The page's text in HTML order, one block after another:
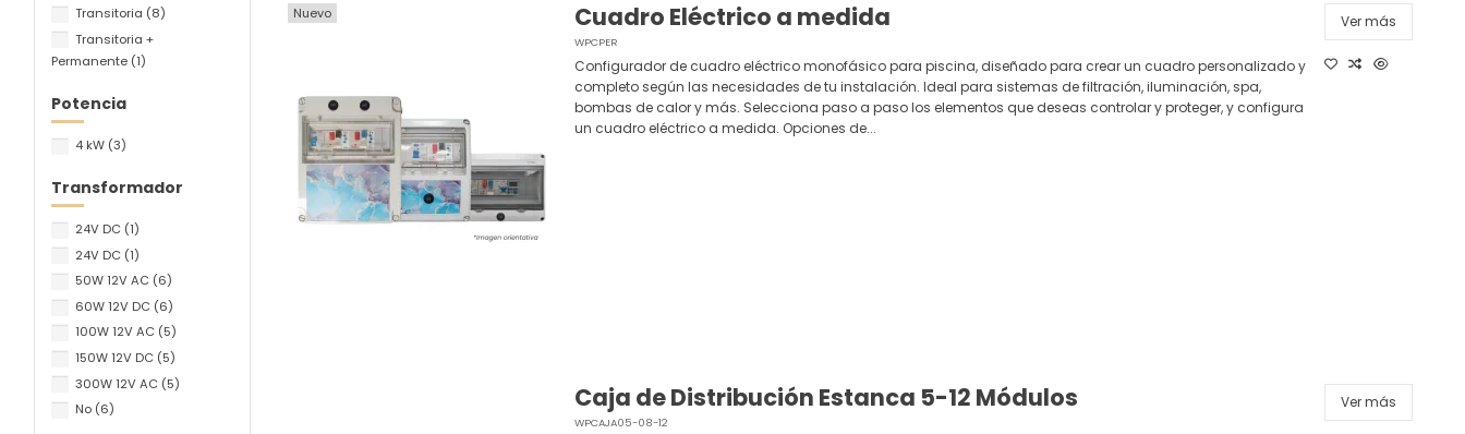
Nuevo Cuadro Eléctrico a medida
WPCPER
Configurador de cuadro eléctrico monofásico para piscina, diseñado para crear un cuadro personalizado y
completo según las necesidades de tu instalación. Ideal para sistemas de filtración, iluminación, spa,
bombas de calor y más. Selecciona paso a paso los elementos que deseas controlar y proteger, y configura
un cuadro eléctrico a medida. Opciones de...
Ver más
Caja de Distribución Estanca 5-12 Módulos
WPCAJA05-08-12
Ver más
Transitoria (8)
Transitoria +
Permanente (1)
Potencia
4 kW (3)
Transformador
24V DC (1)
24V DC (1)
50W 12V AC (6)
60W 12V DC (6)
100W 12V AC (5)
150W 12V DC (5)
300W 12V AC (5)
No (6)